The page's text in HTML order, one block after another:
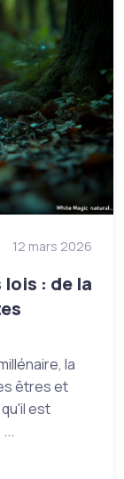
12 mars 2026
: de la
la
êtres et
est